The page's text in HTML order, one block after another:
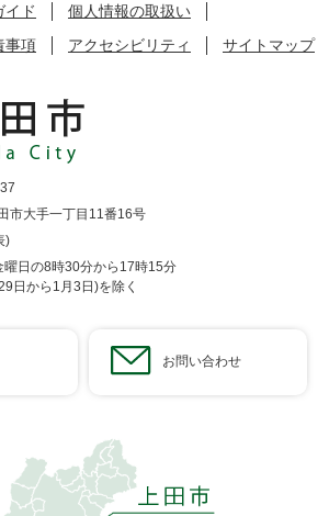
イド
個人情報の取扱い
事項
アクセシビリティ サイトマップ
大手一丁目11番16号
)
日の8時30分から17時15分
日から1月3日)を除く
お問い合わせ